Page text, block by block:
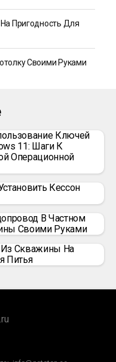
Пригодность Для
Своими Руками
Ключей
11: Шаги К
Операционной
Кессон
В Частном
Своими Руками
Скважины На
Питья